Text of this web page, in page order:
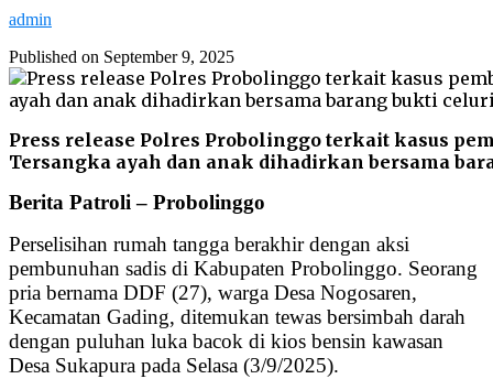
admin
Published on September 9, 2025
Press release Polres Probolinggo terkait kasus
Tersangka ayah dan anak dihadirkan bersama
Berita Patroli – Probolinggo
Perselisihan rumah tangga berakhir dengan aksi
pembunuhan sadis di Kabupaten Probolinggo. Seorang
pria bernama DDF (27), warga Desa Nogosaren,
Kecamatan Gading, ditemukan tewas bersimbah darah
dengan puluhan luka bacok di kios bensin kawasan
Desa Sukapura pada Selasa (3/9/2025).